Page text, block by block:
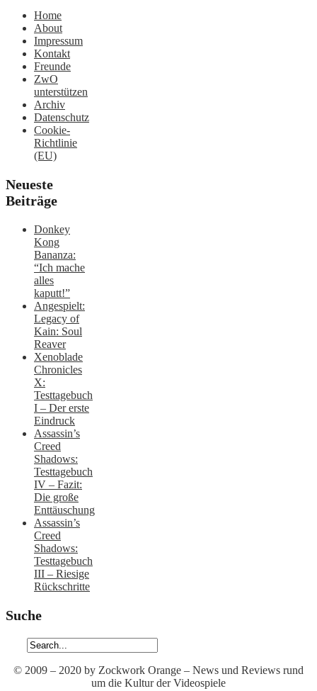
Home
About
Impressum
Kontakt
Freunde
ZwO
unterstützen
Archiv
Datenschutz
Cookie-
Richtlinie
(EU)
Neueste
Beiträge
Donkey
Kong
Bananza:
“Ich mache
alles
kaputt!”
Angespielt:
Legacy of
Kain: Soul
Reaver
Xenoblade
Chronicles
X:
Testtagebuch
I – Der erste
Eindruck
Assassin’s
Creed
Shadows:
Testtagebuch
IV – Fazit:
Die große
Enttäuschung
Assassin’s
Creed
Shadows:
Testtagebuch
III – Riesige
Rückschritte
Suche
© 2009 – 2020 by Zockwork Orange – News und Reviews rund
um die Kultur der Videospiele